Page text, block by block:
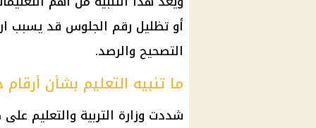
أو تظليل رقم الجلوس قد يسبب
التصحيح والرصد.
ما تنبيه التعليم بشأن أرقام
شددت وزارة التربية والتعليم